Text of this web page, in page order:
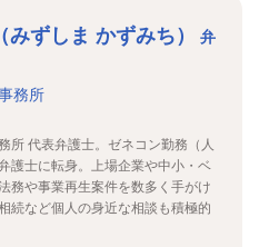
ずしま かずみち）
弁
務所
所 代表弁護士。ゼネコン勤務（人
護士に転身。上場企業や中小・ベ
務や事業再生案件を数多く手がけ
続など個人の身近な相談も積極的